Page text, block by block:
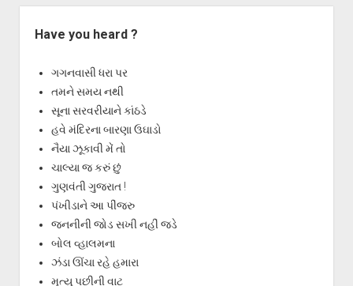
Have you heard ?
ગગનવાસી ધરા પર
તમને સમય નથી
સૂના સરવરીયાને કાંઠડે
હવે મંદિરના બારણા ઉઘાડો
નૈયા ઝૂકાવી મેં તો
ચાલ્યા જ કરું છું
ગુણવંતી ગુજરાત !
પંખીડાને આ પીંજરુ
જનનીની જોડ સખી નહીં જડે
બોલ વ્હાલમના
ઝંડા ઊંચા રહે હમારા
મૃત્યુ પછીની વાટ